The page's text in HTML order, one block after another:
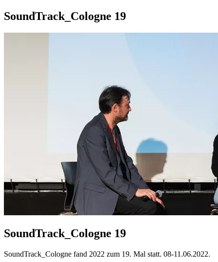
SoundTrack_Cologne 19
SoundTrack_Cologne 19
SoundTrack_Cologne fand 2022 zum 19. Mal statt. 08-11.06.2022.